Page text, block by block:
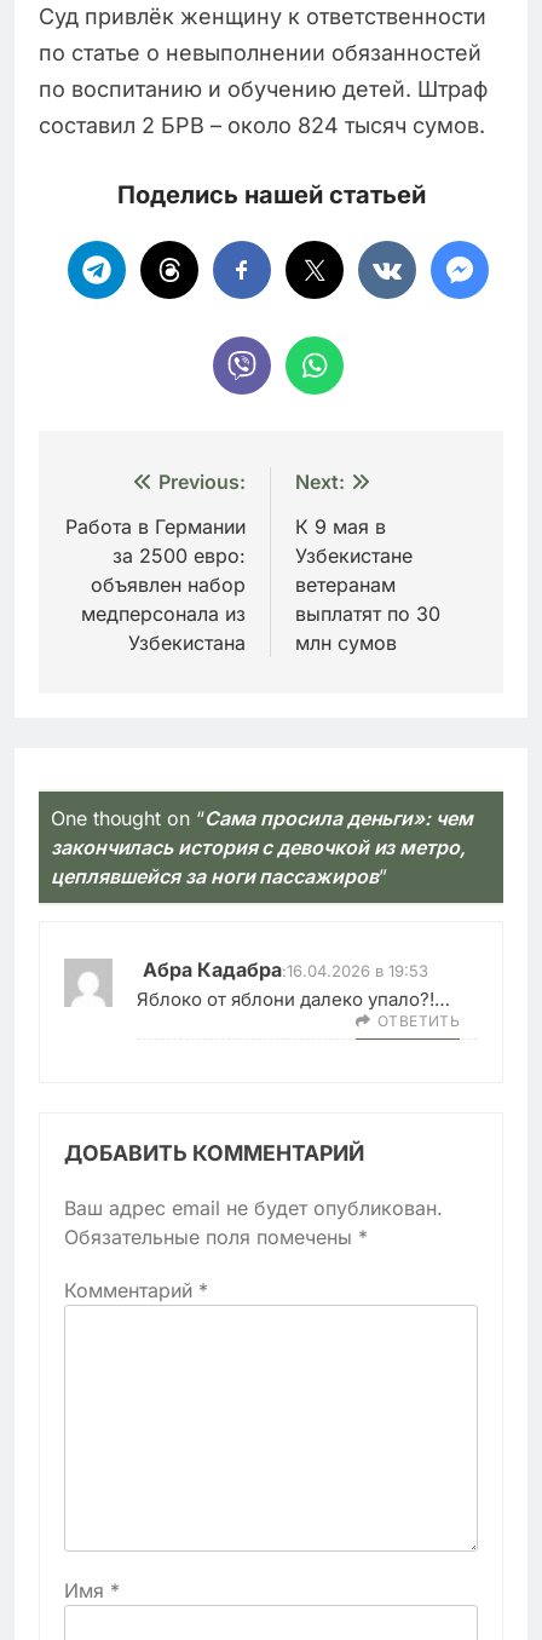
Суд привлёк женщину к ответственности
по статье о невыполнении обязанностей
по воспитанию и обучению детей. Штраф
составил 2 БРВ – около 824 тысяч сумов.
Поделись нашей статьей
Навигация
по
записям
Previous:
Работа в Германии
за 2500 евро:
объявлен набор
медперсонала из
Узбекистана
Next:
К 9 мая в
Узбекистане
ветеранам
выплатят по 30
млн сумов
One thought on “Сама просила деньги»: чем
закончилась история с девочкой из метро,
цеплявшейся за ноги пассажиров”
Абра Кадабра:16.04.2026 в 19:53
Яблоко от яблони далеко упало?!…
ОТВЕТИТЬ
ДОБАВИТЬ КОММЕНТАРИЙ
Ваш адрес email не будет опубликован.
Обязательные поля помечены *
Комментарий *
Имя *